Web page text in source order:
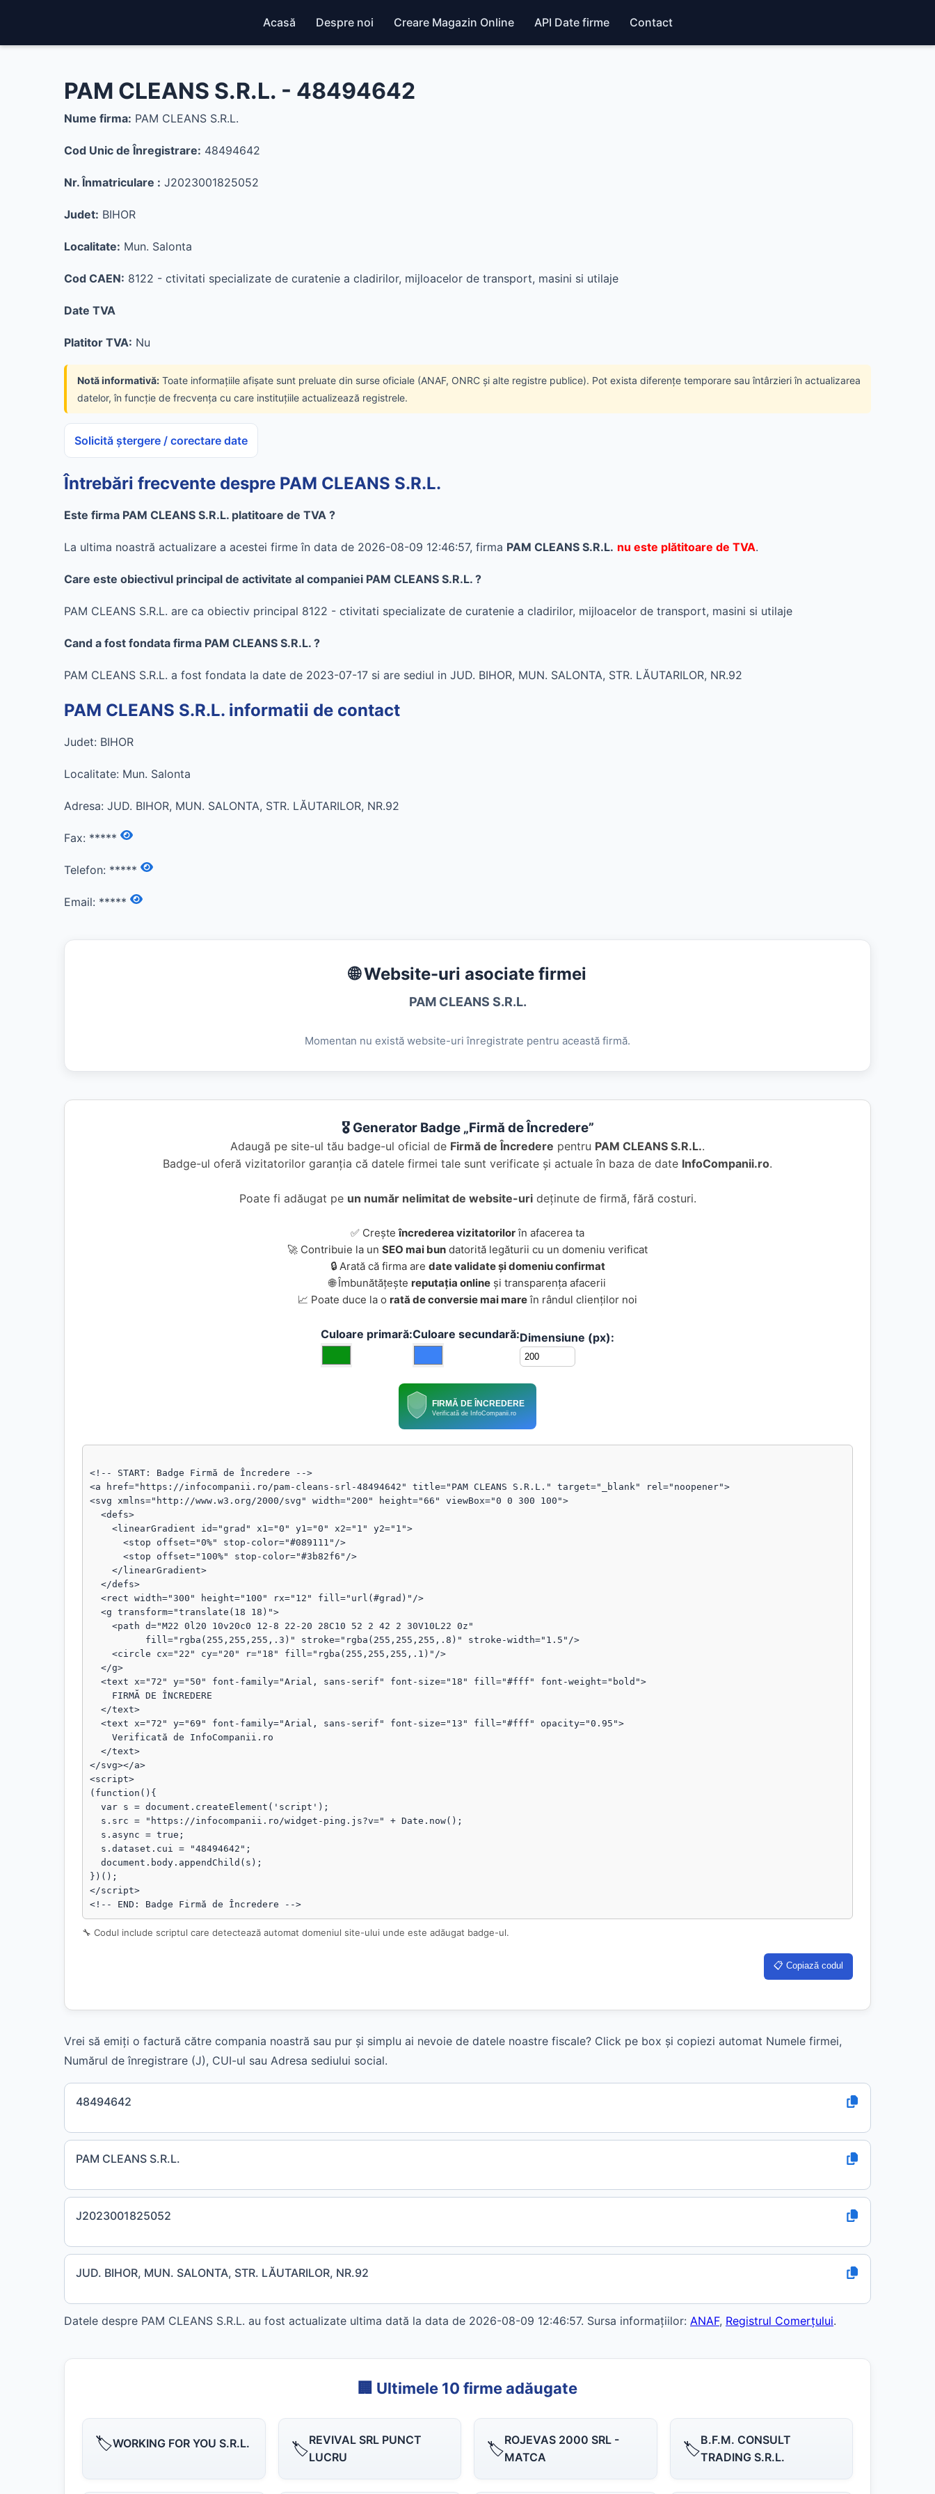
Acasă Despre noi Creare Magazin Online API Date firme Contact
PAM CLEANS S.R.L. - 48494642
Nume firma: PAM CLEANS S.R.L.
Cod Unic de Înregistrare: 48494642
Nr. Înmatriculare : J2023001825052
Judet: BIHOR
Localitate: Mun. Salonta
Cod CAEN: 8122 - ctivitati specializate de curatenie a cladirilor, mijloacelor de transport, masini si utilaje
Date TVA
Platitor TVA: Nu
Notă informativă: Toate informațiile afișate sunt preluate din surse oficiale (ANAF, ONRC și alte registre publice). Pot exista diferențe temporare sau întârzieri în actualizarea
datelor, în funcție de frecvența cu care instituțiile actualizează registrele.
Solicită ștergere / corectare date
Întrebări frecvente despre PAM CLEANS S.R.L.
Este firma PAM CLEANS S.R.L. platitoare de TVA ?
La ultima noastră actualizare a acestei firme în data de 2026-08-09 12:46:57, firma PAM CLEANS S.R.L. nu este plătitoare de TVA.
Care este obiectivul principal de activitate al companiei PAM CLEANS S.R.L. ?
PAM CLEANS S.R.L. are ca obiectiv principal 8122 - ctivitati specializate de curatenie a cladirilor, mijloacelor de transport, masini si utilaje
Cand a fost fondata firma PAM CLEANS S.R.L. ?
PAM CLEANS S.R.L. a fost fondata la date de 2023-07-17 si are sediul in JUD. BIHOR, MUN. SALONTA, STR. LĂUTARILOR, NR.92
PAM CLEANS S.R.L. informatii de contact
Judet: BIHOR
Localitate: Mun. Salonta
Adresa: JUD. BIHOR, MUN. SALONTA, STR. LĂUTARILOR, NR.92
Fax: *****
Telefon: *****
Email: *****
🌐 Website-uri asociate firmei
PAM CLEANS S.R.L.
Momentan nu există website-uri înregistrate pentru această firmă.
🎖️ Generator Badge „Firmă de Încredere”
Adaugă pe site-ul tău badge-ul oficial de Firmă de Încredere pentru PAM CLEANS S.R.L..
Badge-ul oferă vizitatorilor garanția că datele firmei tale sunt verificate și actuale în baza de date InfoCompanii.ro.
Poate fi adăugat pe un număr nelimitat de website-urideținute de firmă, fără costuri.
✅ Creșteîncrederea vizitatorilorîn afacerea ta
🚀 Contribuie la un SEO mai bun datorită legăturii cu un domeniu verificat
🔒 Arată că firma are date validate și domeniu confirmat
🌐 Îmbunătățește reputația online și transparența afacerii
📈 Poate duce la o rată de conversie mai mareîn rândul clienților noi
Culoare primară:Culoare secundară:Dimensiune (px):
FIRMĂ DE ÎNCREDERE
Verificată de InfoCompanii.ro
<!-- START: Badge Firmă de Încredere -->
<a href="https://infocompanii.ro/pam-cleans-srl-48494642" title="PAM CLEANS S.R.L." target="_blank" rel="noopener">
<svg xmlns="http://www.w3.org/2000/svg" width="200" height="66" viewBox="0 0 300 100">
</svg></a>
<script>
(function(){
})();
</script>
<!-- END: Badge Firmă de Încredere -->
🔧 Codul include scriptul care detectează automat domeniul site-ului unde este adăugat badge-ul.
📋 Copiază codul
Vrei să emiți o factură către compania noastră sau pur și simplu ai nevoie de datele noastre fiscale? Click pe box și copiezi automat Numele firmei,
Numărul de înregistrare (J), CUI-ul sau Adresa sediului social.
48494642
PAM CLEANS S.R.L.
J2023001825052
JUD. BIHOR, MUN. SALONTA, STR. LĂUTARILOR, NR.92
Datele despre PAM CLEANS S.R.L. au fost actualizate ultima dată la data de 2026-08-09 12:46:57. Sursa informațiilor: ANAF, Registrul Comerțului.
🏢 Ultimele 10 firme adăugate
🏷️WORKING FOR YOU S.R.L. 🏷️REVIVAL SRL PUNCT
LUCRU
🏷️ROJEVAS 2000 SRL -
MATCA
🏷️B.F.M. CONSULT
TRADING S.R.L.